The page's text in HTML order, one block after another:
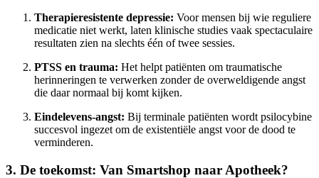
Therapieresistente depressie: Voor mensen bij wie reguliere
medicatie niet werkt, laten klinische studies vaak spectaculaire
resultaten zien na slechts één of twee sessies.
PTSS en trauma: Het helpt patiënten om traumatische
herinneringen te verwerken zonder de overweldigende angst
die daar normaal bij komt kijken.
Eindelevens-angst: Bij terminale patiënten wordt psilocybine
succesvol ingezet om de existentiële angst voor de dood te
verminderen.
3. De toekomst: Van Smartshop naar Apotheek?